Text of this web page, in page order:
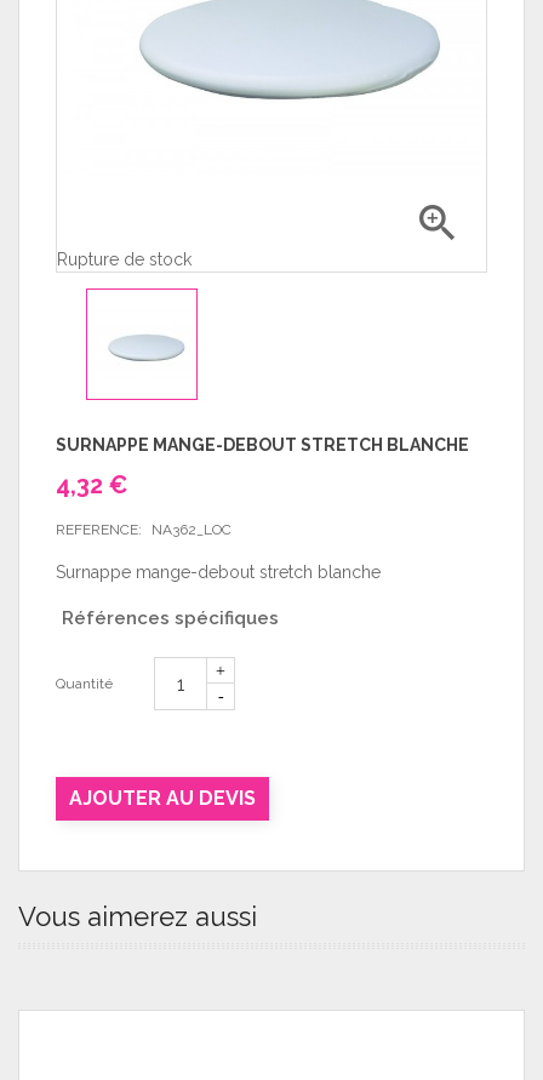

Rupture de stock
SURNAPPE MANGE-DEBOUT STRETCH BLANCHE
4,32 €
REFERENCE: NA362_LOC
Surnappe mange-debout stretch blanche
Références spécifiques
Quantité
AJOUTER AU DEVIS
Vous aimerez aussi